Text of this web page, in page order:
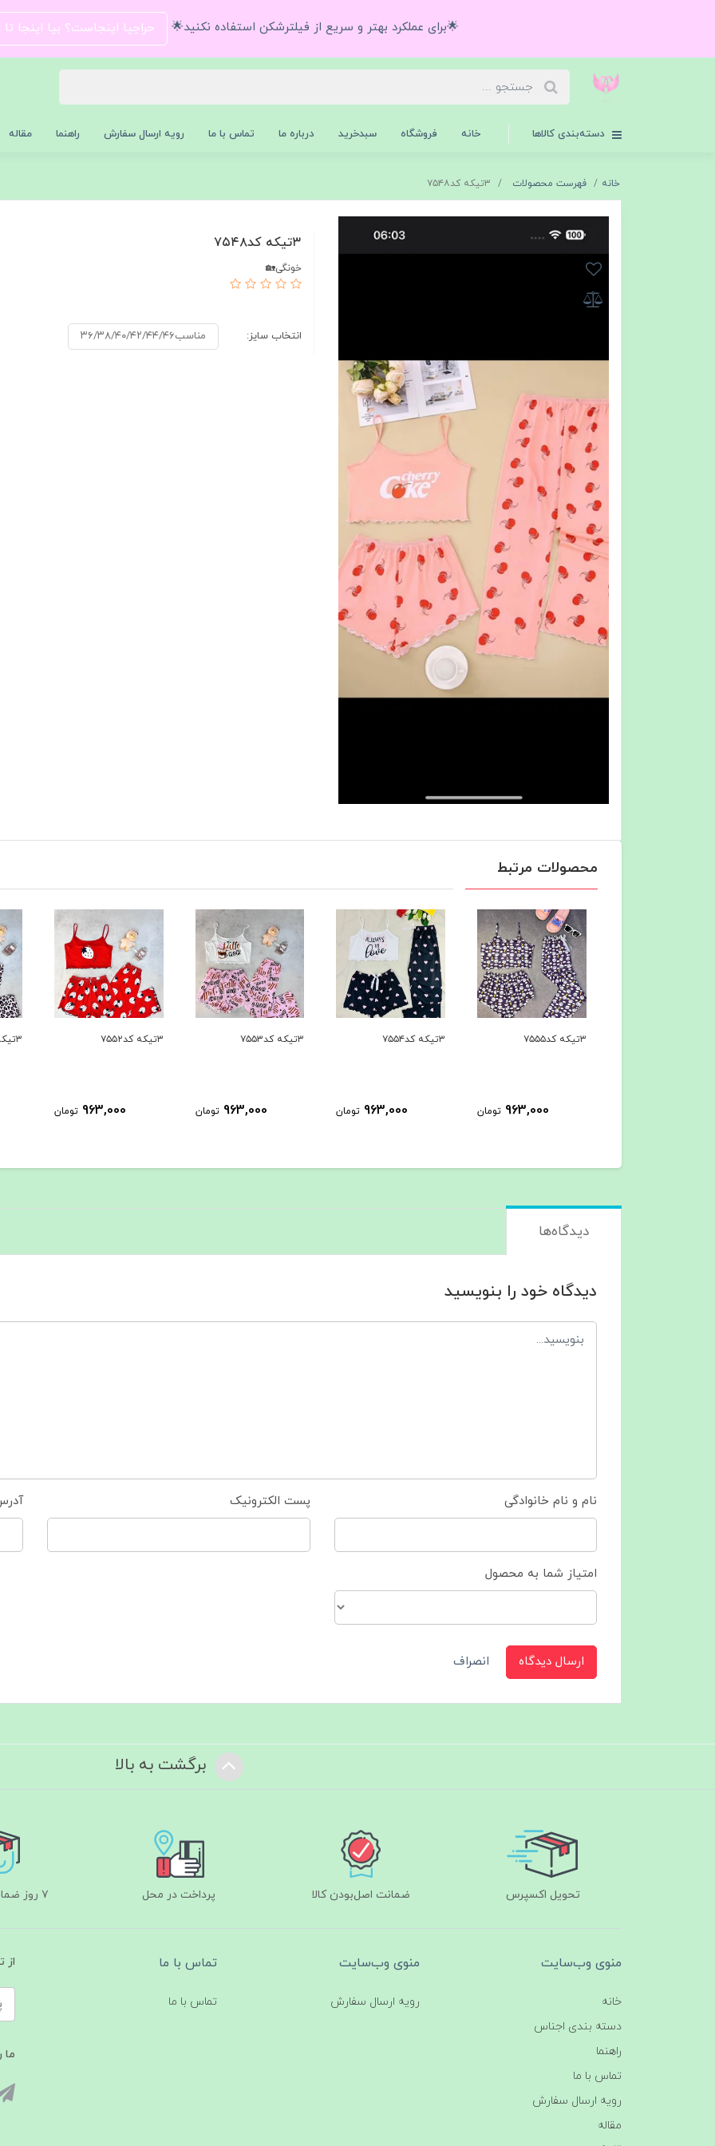
🌟برای عملکرد بهتر و سریع از فیلترشکن استفاده نکنید🌟 حراجیا اینجاست؟ بیا اینجا
دسته‌بندی کالاها خانه فروشگاه سبدخرید درباره ما تماس با ما رویه ارسال سفارش راهنما مقاله
خانه فهرست محصولات ۳تیکه کد۷۵۴۸
۳تیکه کد۷۵۴۸
خونگی🏡
انتخاب سایز: مناسب۳۶/۳۸/۴۰/۴۲/۴۴/۴۶
محصولات مرتبط
۳تیکه کد۷۵۵۴
963,000 تومان
۳تیکه کد۷۵۵۳
963,000 تومان
۳تیکه کد۷۵۵۲
963,000 تومان
۳تیکه کد۷۵۵۱
963,000 تومان
۳تیکه کد۷۵۵۰
دیدگاه‌ها
دیدگاه خود را بنویسید
نام و نام خانوادگی پست الکترونیک
امتیاز شما به محصول
ارسال دیدگاه انصراف
برگشت به بالا
تحویل اکسپرس ضمانت اصل‌بودن کالا پرداخت در محل ۷ روز ضمانت بازگشت
منوی وب‌سایت
خانه
دسته بندی اجناس
راهنما
تماس با ما
رویه ارسال سفارش
مقاله
منوی وب‌سایت
رویه ارسال سفارش
تماس با ما
تماس با ما
از
ما